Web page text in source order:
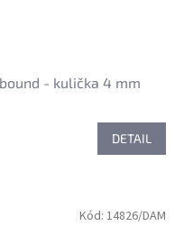
- kulička 4 mm
DETAIL
Kód: 14826/DAM